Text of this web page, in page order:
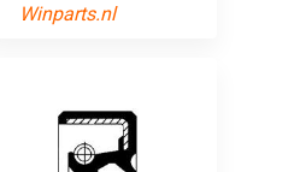
Winparts.nl